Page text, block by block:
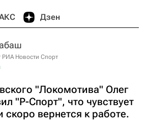
Дзен
РИА Новости Спорт
"Локомотива" Олег
"Р-Спорт", что чувствует
вернется к работе.